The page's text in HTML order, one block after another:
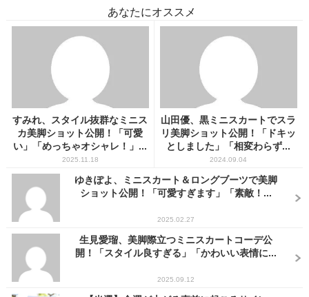
あなたにオススメ
すみれ、スタイル抜群なミニス
カ美脚ショット公開！「可愛
い」「めっちゃオシャレ！」...
2025.11.18
山田優、黒ミニスカートでスラ
リ美脚ショット公開！「ドキッ
としました」「相変わらず...
2024.09.04
ゆきぽよ、ミニスカート＆ロングブーツで美脚
ショット公開！「可愛すぎます」「素敵！...
2025.02.27
生見愛瑠、美脚際立つミニスカートコーデ公
開！「スタイル良すぎる」「かわいい表情に...
2025.09.12